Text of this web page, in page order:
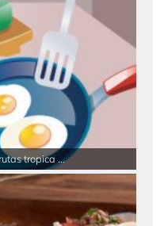
tropica ...